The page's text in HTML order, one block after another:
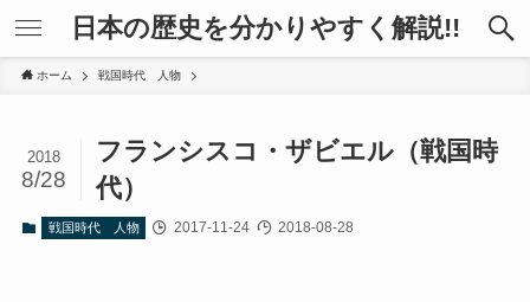
日本の歴史を分かりやすく解説!!
ホーム 戦国時代 人物
フランシスコ・ザビエル（戦国時
代）
2018
8/28
戦国時代 人物 2017-11-24 2018-08-28